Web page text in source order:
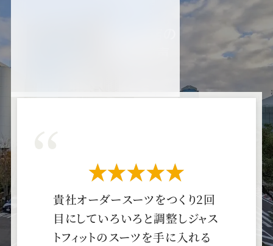
ー
ス
ー
ー
ー
ス
ー
ー
ー
ス
ー
ー
ー
ス
ー
ー
ー
ス
ー
貴社オーダースーツをつく り2回
目 にしていろいろ と調整しジャス
トフィットのスーツを手に 入れる